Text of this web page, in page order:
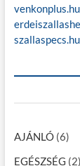
venkonplus.hu
szallaspecs.hu
AJÁNLÓ(6)
EGÉSZSÉG (2)